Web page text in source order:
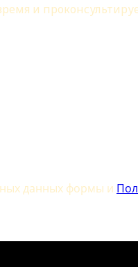
и
данных формы и